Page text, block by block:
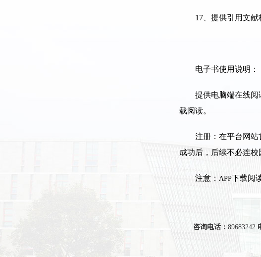
17 、提供引用文
电子书使用说明：
提供电脑端在线阅
载阅读。
注册：在平台网站
成功后，后续不必连
注意： APP下载阅
咨询电话： 89683242